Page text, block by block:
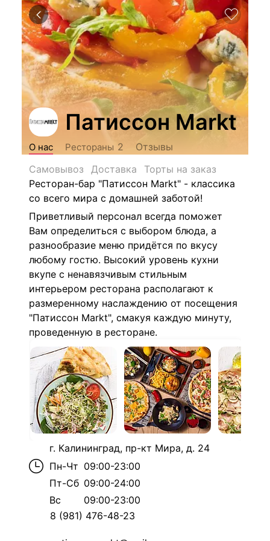
Патиссон Markt
О нас Рестораны 2
Отзывы
Самовывоз
Доставка
Торты на заказ
Ресторан-бар "Патиссон Markt" - классика
со всего мира с домашней заботой!
Приветливый персонал всегда поможет
Вам определиться с выбором блюда, а
разнообразие меню придётся по вкусу
любому гостю. Высокий уровень кухни
вкупе с ненавязчивым стильным
интерьером ресторана располагают к
размеренному наслаждению от посещения
"Патиссон Markt", смакуя каждую минуту,
проведенную в ресторане.
г. Калининград, пр-кт Мира, д. 24
Пн-Чт 09:00-23:00
Пт-Сб 09:00-24:00
Вс
09:00-23:00
8 (981) 476-48-23